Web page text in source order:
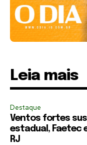
Leia mais
Destaque
Ventos fortes
estadual, Faetec
RJ